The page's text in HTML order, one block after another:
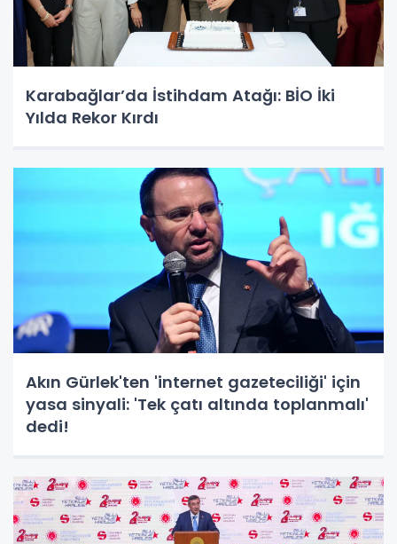
Karabağlar’da İstihdam Atağı: BİO İki
Yılda Rekor Kırdı
Akın Gürlek'ten 'internet gazeteciliği' için
yasa sinyali: 'Tek çatı altında toplanmalı'
dedi!